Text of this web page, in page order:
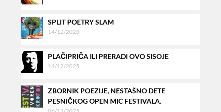
SPLIT POETRY SLAM
14/12/2025
PLAČIPRIČA ILI PRERADI OVO SISOJE
14/12/2025
ZBORNIK POEZIJE, NESTAŠNO DETE
PESNIČKOG OPEN MIC FESTIVALA.